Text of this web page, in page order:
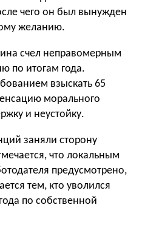
чего он был вынужден
желанию.
счел неправомерным
по итогам года.
взыскать 65
морального
и неустойку.
заняли сторону
что локальным
предусмотрено,
тем, кто уволился
по собственной